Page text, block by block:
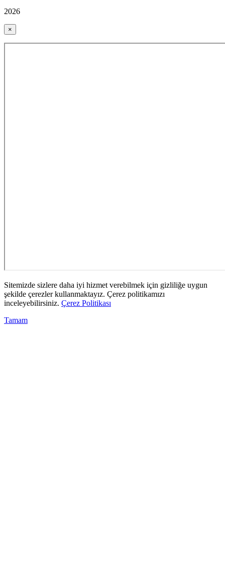
2026
×
Sitemizde sizlere daha iyi hizmet verebilmek için gizliliğe uygun
şekilde çerezler kullanmaktayız. Çerez politikamızı
inceleyebilirsiniz. Çerez Politikası
Tamam